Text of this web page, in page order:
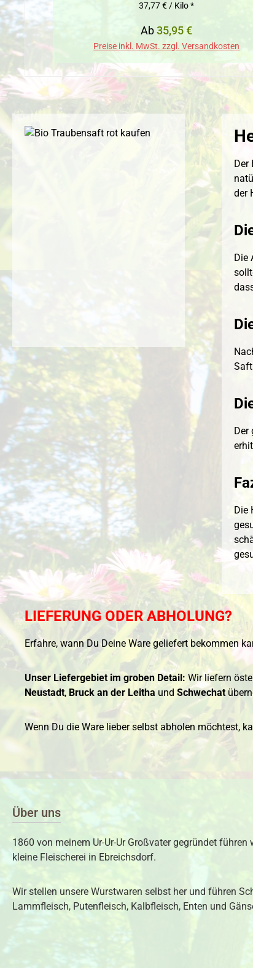
37,77 € / Kilo *
Regulärer Preis:
Ab35,95 €
Preise inkl. MwSt. zzgl. Versandkosten
Der
der
Die
Der
Die
LIEFERUNG ODER ABHOLUNG?
Erfahre, wann Du Deine Ware geliefert bekommen
Unser Liefergebiet im groben Detail: Wir liefern
Neustadt, Bruck an der Leitha und Schwechat
Wenn Du die Ware lieber selbst abholen möchtest,
Über uns
1860 von meinem Ur-Ur-Ur Großvater gegründet führen
kleine Fleischerei in Ebreichsdorf.
Wir stellen unsere Wurstwaren selbst her und führen
Lammfleisch, Putenfleisch, Kalbfleisch, Enten und